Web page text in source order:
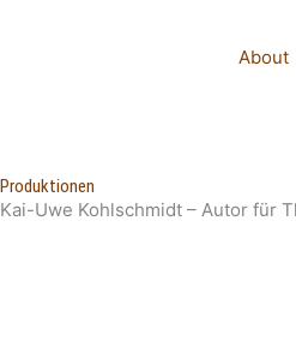
About
Produktionen
Kai-Uwe Kohlschmidt – Autor für